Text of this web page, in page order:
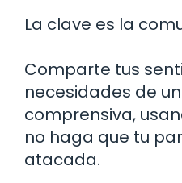
La clave es la
Comparte tus
necesidades de
comprensiva,
no haga que tu
atacada.